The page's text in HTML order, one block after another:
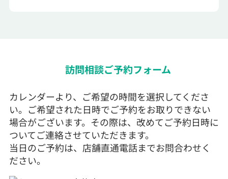
訪問相談ご予約フォーム
カレンダーより、ご希望の時間を選択してくださ
い。ご希望された日時でご予約をお取りできない
場合がございます。その際は、改めてご予約日時に
ついてご連絡させていただきます。
当日のご予約は、店舗直通電話までお問合わせく
ださい。